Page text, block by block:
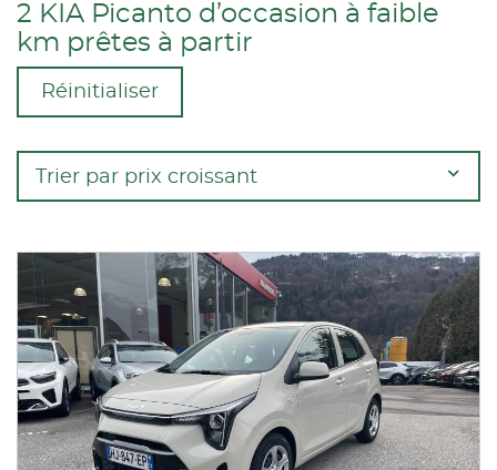
2 KIA Picanto d’occasion à faible
km prêtes à partir
Réinitialiser
Trier par prix croissant